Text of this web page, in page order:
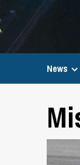
News